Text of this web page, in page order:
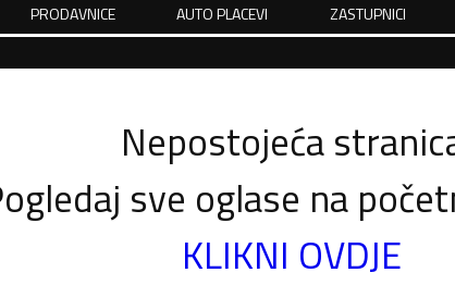
PRODAVNICE AUTO PLACEVI ZASTUPNICI
Nepostojeća
sve oglase na
KLIKNI OVDJE